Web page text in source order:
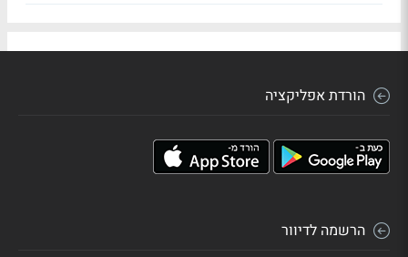
הורדת אפליקציה
הרשמה לדיוור